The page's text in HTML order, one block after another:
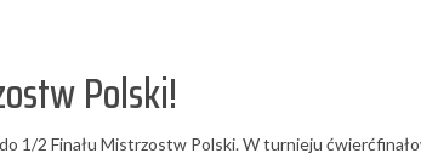
Polski!
1/2 Finału Mistrzostw Polski. W turnieju